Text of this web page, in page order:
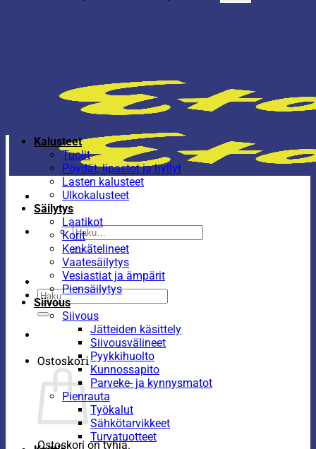
Etsi:
Etsi:
Ostoskori
Ostoskori on tyhjä.
Kalusteet
Tuolit
Pöydät, lipastot ja hyllyt
Lasten kalusteet
Ulkokalusteet
Säilytys
Laatikot
Korit
Kenkätelineet
Vaatesäilytys
Vesiastiat ja ämpärit
Piensäilytys
Siivous
Siivous
Jätteiden käsittely
Siivousvälineet
Pyykkihuolto
Kunnossapito
Parveke- ja kynnysmatot
Pienrauta
Työkalut
Sähkötarvikkeet
Turvatuotteet